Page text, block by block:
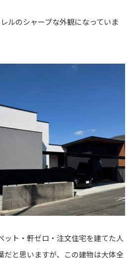
ルのシャープな外観になっていま
ット・軒ゼロ・注文住宅を建てた人
だと思いますが、この建物は大体全